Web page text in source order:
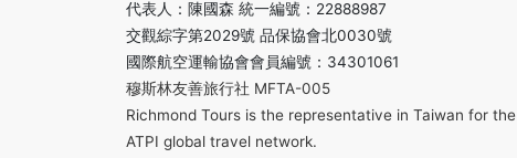
代表人：陳國森 統一編號：22888987
交觀綜字第2029號 品保協會北0030號
國際航空運輸協會會員編號：34301061
穆斯林友善旅行社 MFTA-005
Richmond Tours is the representative in Taiwan for the
ATPI global travel network.